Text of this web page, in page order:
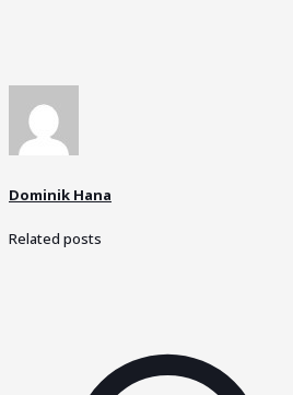
Dominik Hana
Related posts